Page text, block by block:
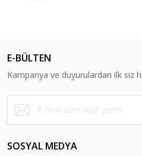
E-BÜLTEN
Kampanya ve duyurulardan ilk siz
SOSYAL MEDYA